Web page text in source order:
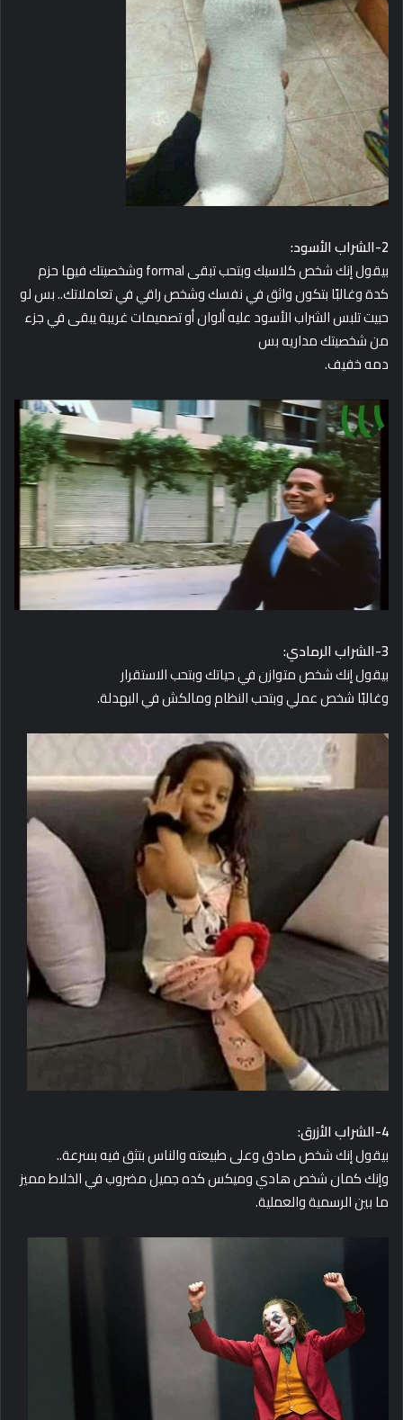
2-الشراب الأسود:
بيقول إنك شخص كلاسيك وبتحب تبقى formal وشخصيتك فيها حزم
كدة وغالبًا بتكون واثق في نفسك وشخص راقي في تعاملاتك.. بس لو
حبيت تلبس الشراب الأسود عليه ألوان أو تصميمات غريبة يبقى في جزء
من شخصيتك مداريه بس
دمه خفيف.
3-الشراب الرمادي:
بيقول إنك شخص متوازن في حياتك وبتحب الاستقرار
وغالبًا شخص عملي وبتحب النظام ومالكش في البهدلة.
4-الشراب الأزرق:
بيقول إنك شخص صادق وعلى طبيعته والناس بتثق فيه بسرعة..
وإنك كمان شخص هادي وميكس كده جميل مضروب في الخلاطمميز
ما بين الرسمية والعملية.